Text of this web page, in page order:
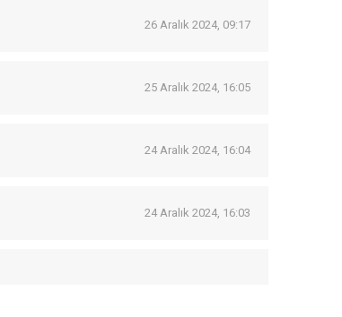
26 Aralık 2024, 09:17
25 Aralık 2024, 16:05
24 Aralık 2024, 16:04
24 Aralık 2024, 16:03